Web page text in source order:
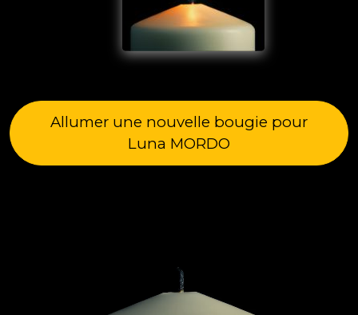
Allumer une nouvelle bougie pour
Luna MORDO